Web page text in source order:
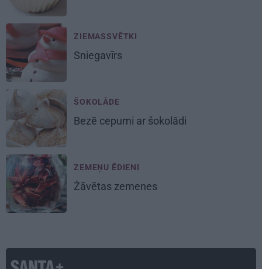
ZIEMASSVĒTKI
Sniegavīrs
ŠOKOLĀDE
Bezē cepumi ar šokolādi
ZEMEŅU ĒDIENI
Žāvētas zemenes